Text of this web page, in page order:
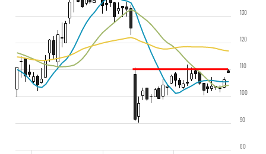
80
90
100
110
120
130